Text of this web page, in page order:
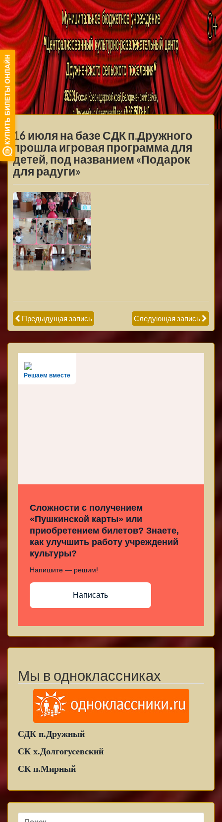
МБУ ЦКРЦ
ДРУЖНЕНСКОГО
СЕЛЬСКОГО
ПОСЕЛЕНИЯ
МЕНЮ
16 июля на базе СДК п.Дружного
прошла игровая программа для
детей, под названием «Подарок
для радуги»
Предыдущая запись Следующая запись
Решаем вместе
Сложности с получением
«Пушкинской карты» или
приобретением билетов? Знаете,
как улучшить работу учреждений
культуры?
Напишите — решим!
Написать
Мы в одноклассниках
СДК п.Дружный
СК х.Долгогусевский
СК п.Мирный
Найти: